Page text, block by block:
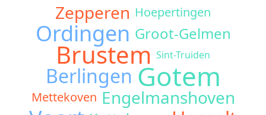
Zepperen Hoepertingen
Ordingen Groot-Gelmen
Brustem Sint-Truiden
Berlingen Gotem
Mettekoven Engelmanshoven